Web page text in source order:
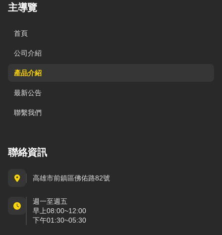
主導覽
首頁
公司介紹
產品介紹
最新公告
聯繫我們
聯絡資訊
高雄市前鎮區佛佑路82號
週一至週五
早上08:00~12:00
下午01:30~05:30